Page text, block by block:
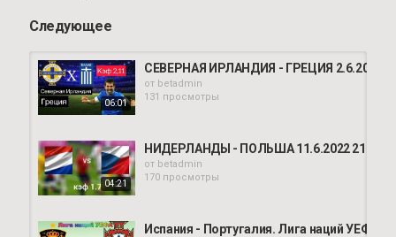
Следующее
06:01
СЕВЕРНАЯ ИРЛАНДИЯ - ГРЕЦИЯ 2.6.2022
от betadmin
131 просмотры
04:21
НИДЕРЛАНДЫ - ПОЛЬША 11.6.2022 21:45 /
от betadmin
170 просмотры
Испания - Португалия. Лига наций УЕФА